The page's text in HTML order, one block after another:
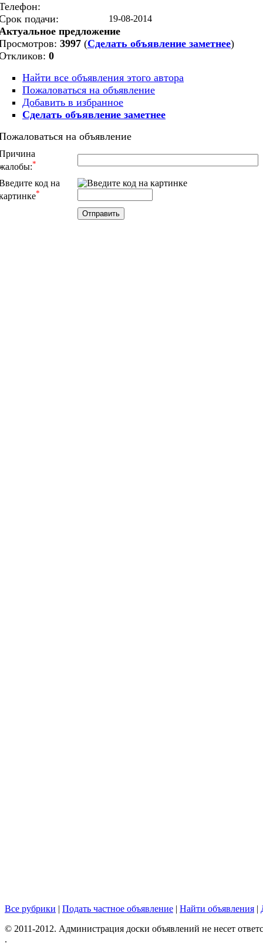
подачи:
19-08-2014
предложение
3997 (Сделать объявление заметнее)
0
Найти все объявления этого автора
Пожаловаться на объявление
Добавить в избранное
Сделать объявление заметнее
на объявление
*
код на
*
Все рубрики | Подать частное объявление | Найти объявления |
© 2011-2012. Администрация доски объявлений не несет
.